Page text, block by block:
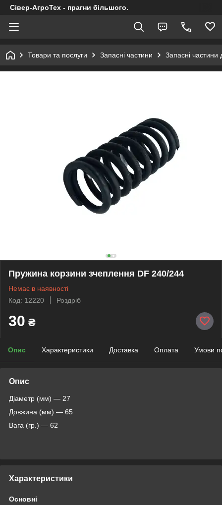
Сівер-АгроТех - прагни більшого.
Товари та послуги Запасні частини Запасні частини
Пружина корзини зчеплення DF 240/244
Немає в наявності
Код: 12220
Роздріб
30 ₴
Опис Характеристики Доставка Оплата Умови
Опис
Діаметр (мм) — 27
Довжина (мм) — 65
Вага (гр.) — 62
Характеристики
Основні